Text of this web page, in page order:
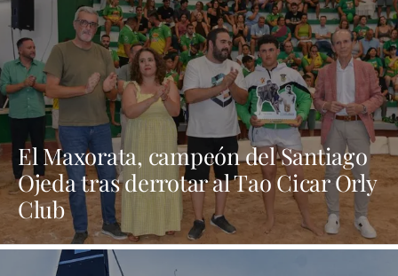
El Maxorata, campeón del Santiago
Ojeda tras derrotar al Tao Cicar Orly
Club